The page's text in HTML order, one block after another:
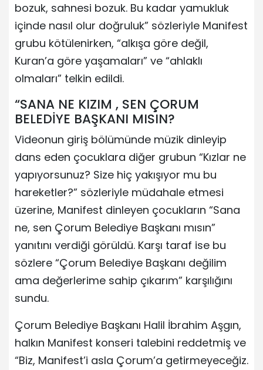
bozuk, sahnesi bozuk. Bu kadar yamukluk
içinde nasıl olur doğruluk” sözleriyle Manifest
grubu kötülenirken, “alkışa göre değil,
Kuran’a göre yaşamaları” ve “ahlaklı
olmaları” telkin edildi.
“SANA NE KIZIM , SEN ÇORUM
BELEDİYE BAŞKANI MISIN?
Videonun giriş bölümünde müzik dinleyip
dans eden çocuklara diğer grubun “Kızlar ne
yapıyorsunuz? Size hiç yakışıyor mu bu
hareketler?” sözleriyle müdahale etmesi
üzerine, Manifest dinleyen çocukların “Sana
ne, sen Çorum Belediye Başkanı mısın”
yanıtını verdiği görüldü. Karşı taraf ise bu
sözlere “Çorum Belediye Başkanı değilim
ama değerlerime sahip çıkarım” karşılığını
sundu.
Çorum Belediye Başkanı Halil İbrahim Aşgın,
halkın Manifest konseri talebini reddetmiş ve
“Biz, Manifest’i asla Çorum’a getirmeyeceğiz.